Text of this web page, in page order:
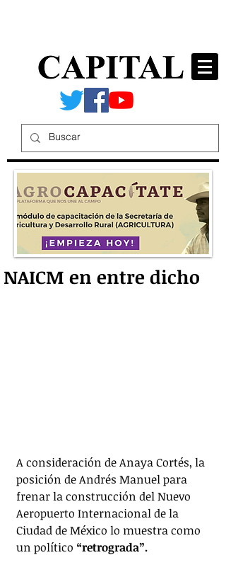
NAICM en entre dicho
A consideración de Anaya Cortés, la
posición de Andrés Manuel para
frenar la construcción del Nuevo
Aeropuerto Internacional de la
Ciudad de México lo muestra como
un político “retrograda”.